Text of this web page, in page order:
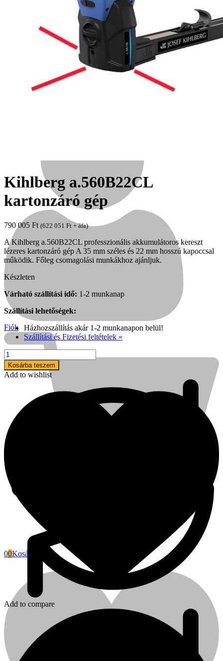
Kihlberg
Fiók
00Kosár
Kihlberg a.560B22CL
kartonzáró gép
790 005 Ft (622 051 Ft + áfa)
A Kihlberg a.560B22CL professzionális akkumulátoros kereszt
lézeres kartonzáró gép A 35 mm széles és 22 mm hosszú kapoccsal
működik. Főleg csomagolási munkákhoz ajánljuk.
Készleten
Várható szállítási idő: 1-2 munkanap
Szállítási lehetőségek:
Házhozszállítás akár 1-2 munkanapon belül!
Szállítási és Fizetési feltételek »
Kihlberg
a.560B22CL
kartonzáró
gép
Kosárba teszem
Add to wishlist
Add to compare